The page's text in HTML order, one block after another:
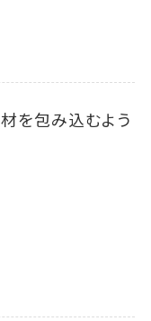
を包み込むよう